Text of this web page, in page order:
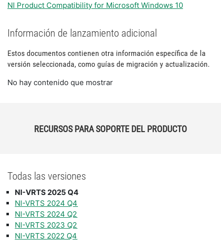
NI Product Compatibility for Microsoft Windows 10
Información de lanzamiento adicional
Estos documentos contienen otra información específica de la
versión seleccionada, como guías de migración y actualización.
No hay contenido que mostrar
RECURSOS PARA SOPORTE DEL PRODUCTO
Todas las versiones
NI-VRTS 2025 Q4
NI-VRTS 2024 Q4
NI-VRTS 2024 Q2
NI-VRTS 2023 Q2
NI-VRTS 2022 Q4